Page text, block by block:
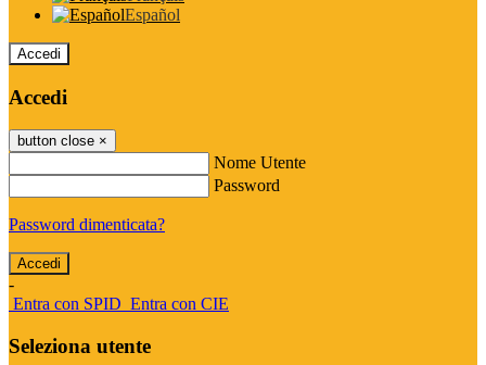
Español
Accedi
Accedi
button close ×
Nome Utente
Password
Password dimenticata?
-
Entra con SPID Entra con CIE
Seleziona utente